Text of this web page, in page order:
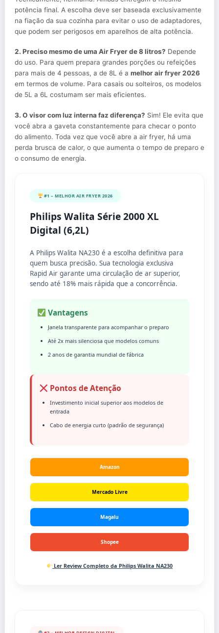
potência final. A escolha deve ser baseada exclusivamente
na fiação da sua cozinha para evitar o uso de adaptadores,
que podem ser perigosos em aparelhos de alta potência.
2. Preciso mesmo de uma Air Fryer de 8 litros? Depende
do uso. Para quem prepara grandes porções ou refeições
para mais de 4 pessoas, a de 8L é a melhor air fryer 2026
em termos de volume. Para casais ou solteiros, os modelos
de 5L a 6L costumam ser mais eficientes.
3. O visor com luz interna faz diferença? Sim! Ele evita que
você abra a gaveta constantemente para checar o ponto
do alimento. Toda vez que você abre a air fryer, há uma
perda brusca de calor, o que aumenta o tempo de preparo e
o consumo de energia.
#1 – MELHOR AIR FRYER 2026
Philips Walita Série 2000 XL
Digital (6,2L)
A Philips Walita NA230 é a escolha definitiva para
quem busca precisão. Sua tecnologia exclusiva
Rapid Air garante uma circulação de ar superior,
sendo até 18% mais rápida que a concorrência.
Vantagens
Janela transparente para acompanhar o preparo
Até 2x mais silenciosa que modelos comuns
2 anos de garantia mundial de fábrica
Pontos de Atenção
Investimento inicial superior aos modelos de
entrada
Cabo de energia curto (padrão de segurança)
Amazon
Mercado Livre
Magalu
Shopee
Ler Review Completo da Philips Walita NA230